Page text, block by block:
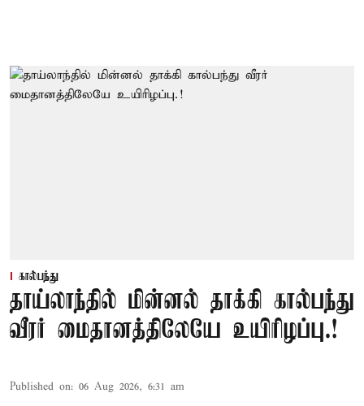
கால்பந்து
தாய்லாந்தில் மின்னல் தாக்கி கால்பந்து
வீரர் மைதானத்திலேயே உயிரிழப்பு.!
Published on: 06 Aug 2026, 6:31 am